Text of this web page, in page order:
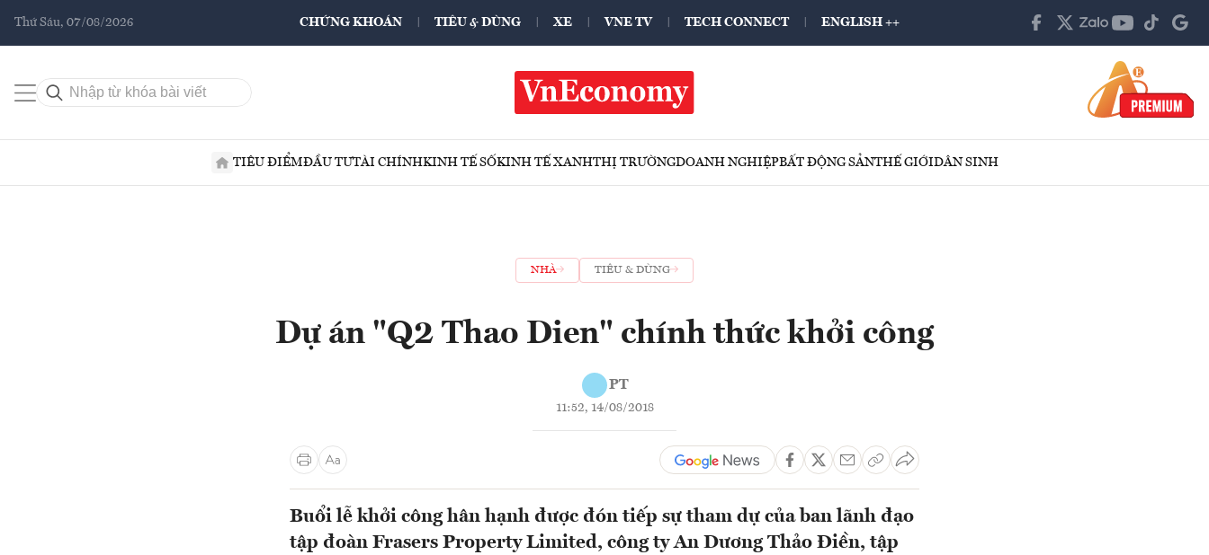
Thứ Sáu, 07/08/2026 CHỨNG KHOÁN TIÊU & DÙNG XE VNE TV TECH CONNECT ENGLISH ++
TIÊU ĐIỂMĐẦU TƯTÀI CHÍNHKINH TẾ SỐKINH TẾ XANHTHỊ TRƯỜNGDOANH NGHIỆPBẤT ĐỘNG SẢNTHẾ GIỚIDÂN SINH
NHÀ TIÊU & DÙNG
Dự án "Q2 Thao Dien" chính thức khởi công
PT
11:52, 14/08/2018
Buổi lễ khởi công hân hạnh được đón tiếp sự tham dự của ban lãnh đạo
tập đoàn Frasers Property Limited, công ty An Dương Thảo Điền, tập